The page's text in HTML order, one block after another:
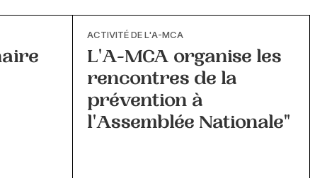
ACTIVITÉ DE L'A-MCA
L'A-MCA organise les
rencontres de la
prévention à
l'Assemblée Nationale"